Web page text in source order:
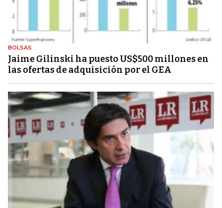
BOLSAS
Jaime Gilinski ha puesto US$500 millones en
las ofertas de adquisición por el GEA